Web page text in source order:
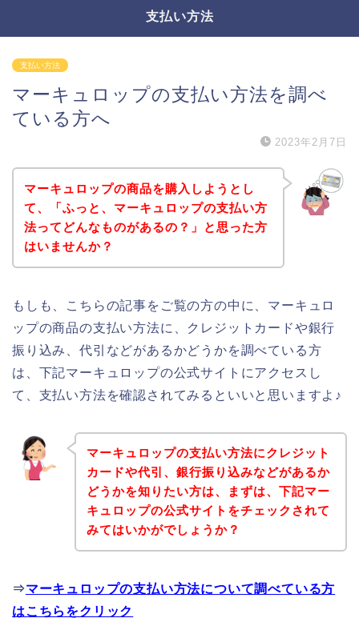
支払い方法
支払い方法
マーキュロップの支払い方法を調べ
ている方へ
2023年2月7日
マーキュロップの商品を購入しようとし
て、「ふっと、マーキュロップの支払い方
法ってどんなものがあるの？」と思った方
はいませんか？
もしも、こちらの記事をご覧の方の中に、マーキュロ
ップの商品の支払い方法に、クレジットカードや銀行
振り込み、代引などがあるかどうかを調べている方
は、下記マーキュロップの公式サイトにアクセスし
て、支払い方法を確認されてみるといいと思いますよ♪
マーキュロップの支払い方法にクレジット
カードや代引、銀行振り込みなどがあるか
どうかを知りたい方は、まずは、下記マー
キュロップの公式サイトをチェックされて
みてはいかがでしょうか？
⇒マーキュロップの支払い方法について調べている方
はこちらをクリック